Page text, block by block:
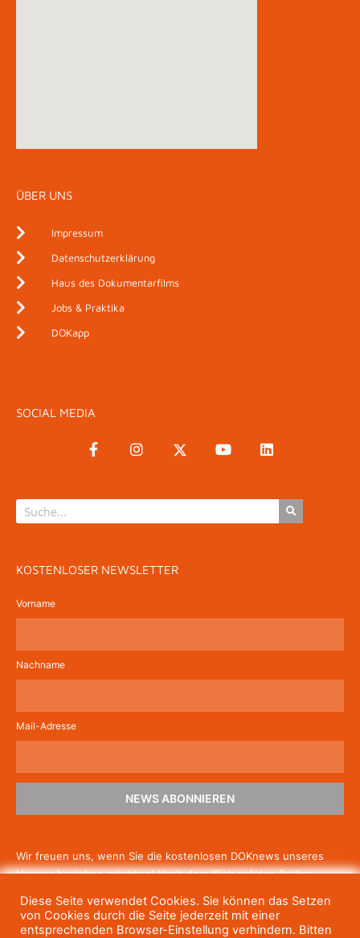
ÜBER UNS
Impressum
Datenschutzerklärung
Haus des Dokumentarfilms
Jobs & Praktika
DOKapp
SOCIAL MEDIA
KOSTENLOSER NEWSLETTER
Vorname
Nachname
Mail-Adresse
NEWS ABONNIEREN
Wir freuen uns, wenn Sie die kostenlosen DOKnews unseres
Hauses beziehen möchten! Nach dem Klick auf den Button
um die Newsletter-Anmeldung abzuschließen. Wenn Sie unsere
Gratis-News irgendwann nicht mehr erhalten wollen, können
Diese Seite verwendet Cookies. Sie können das Setzen
von Cookies durch die Seite jederzeit mit einer
entsprechenden Browser-Einstellung verhindern. Bitten